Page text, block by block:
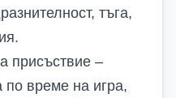
тъга,
присъствие –
време на игра,